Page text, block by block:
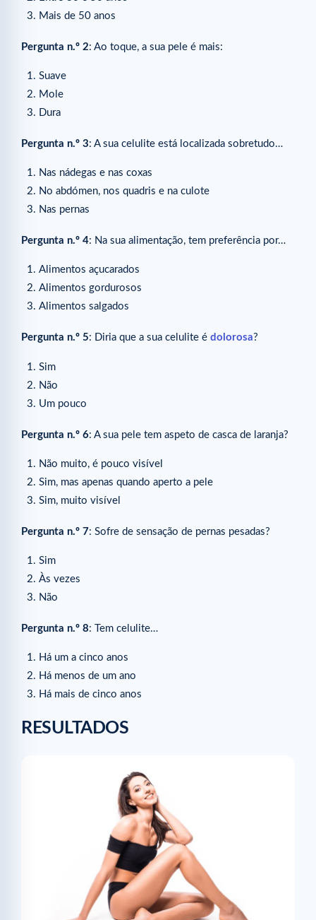
Mais de 50 anos
Pergunta n.º 2: Ao toque, a sua pele é mais:
Suave
Mole
Dura
Pergunta n.º 3: A sua celulite está localizada sobretudo…
Nas nádegas e nas coxas
No abdómen, nos quadris e na culote
Nas pernas
Pergunta n.º 4: Na sua alimentação, tem preferência por…
Alimentos açucarados
Alimentos gordurosos
Alimentos salgados
Pergunta n.º 5: Diria que a sua celulite é dolorosa?
Sim
Não
Um pouco
Pergunta n.º 6: A sua pele tem aspeto de casca de laranja?
Não muito, é pouco visível
Sim, mas apenas quando aperto a pele
Sim, muito visível
Pergunta n.º 7: Sofre de sensação de pernas pesadas?
Sim
Às vezes
Não
Pergunta n.º 8: Tem celulite…
Há um a cinco anos
Há menos de um ano
Há mais de cinco anos
RESULTADOS